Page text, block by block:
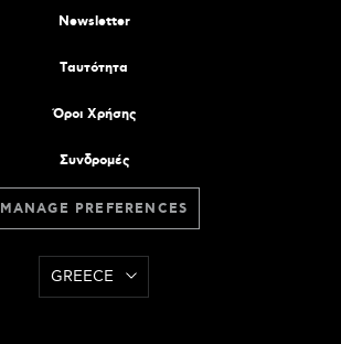
Newsletter
Tαυτότητα
Όροι Χρήσης
Συνδρομές
MANAGE PREFERENCES
GREECE